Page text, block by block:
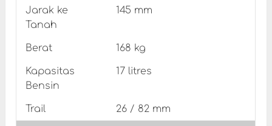
Jarak ke
Tanah
145 mm
Berat 168 kg
Kapasitas
Bensin
17 litres
Trail 26 / 82 mm